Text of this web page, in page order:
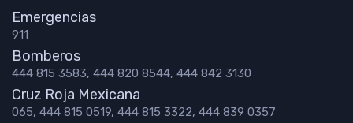
Emergencias
911
Bomberos
444 815 3583, 444 820 8544, 444 842 3130
Cruz Roja Mexicana
065, 444 815 0519, 444 815 3322, 444 839 0357